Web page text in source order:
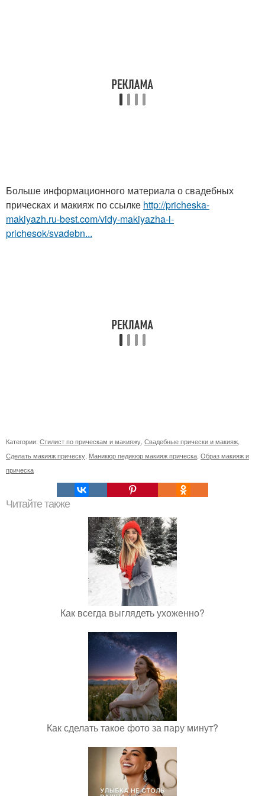
Больше информационного материала о свадебных
прическах и макияж по ссылке http://pricheska-
makiyazh.ru-best.com/vidy-makiyazha-i-
prichesok/svadebn...
Категории: Стилист по прическам и макияжу Свадебные прически и макияж
Сделать макияж прическу Маникюр педикюр макияж прическа Образ макияж и
прическа
Читайте также
Как всегда выглядеть ухоженно?
Как сделать такое фото за пару минут?